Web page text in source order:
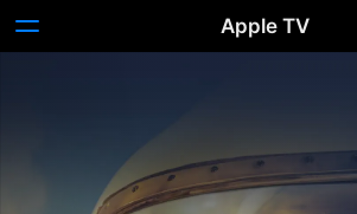
Apple TV